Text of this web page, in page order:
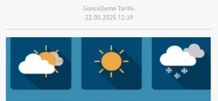
Güncelleme Tarihi:
22.05.2025 12:39